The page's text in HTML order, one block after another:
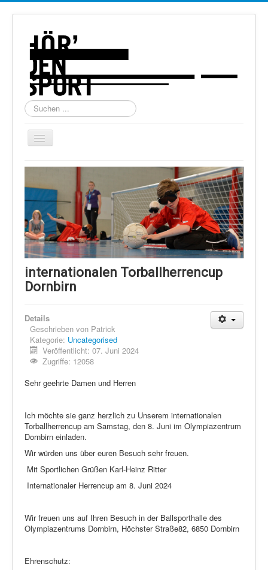
Suchen
...
Navigation
Home
Über uns
Torball
Schießen
Schi Alpin
Schi Nordisch
Laufen
Datenschutz
internationalen Torballherrencup
Dornbirn
Details
Geschrieben von Patrick
Kategorie: Uncategorised
Veröffentlicht: 07. Juni 2024
Zugriffe: 12058
Sehr geehrte Damen und Herren
Ich möchte sie ganz herzlich zu Unserem internationalen
Torballherrencup am Samstag, den 8. Juni im Olympiazentrum
Dornbirn einladen.
Wir würden uns über euren Besuch sehr freuen.
Mit Sportlichen Grüßen Karl-Heinz Ritter
Internationaler Herrencup am 8. Juni 2024
Wir freuen uns auf Ihren Besuch in der Ballsporthalle des
Olympiazentrums Dornbirn, Höchster Straße82, 6850 Dornbirn
Ehrenschutz: